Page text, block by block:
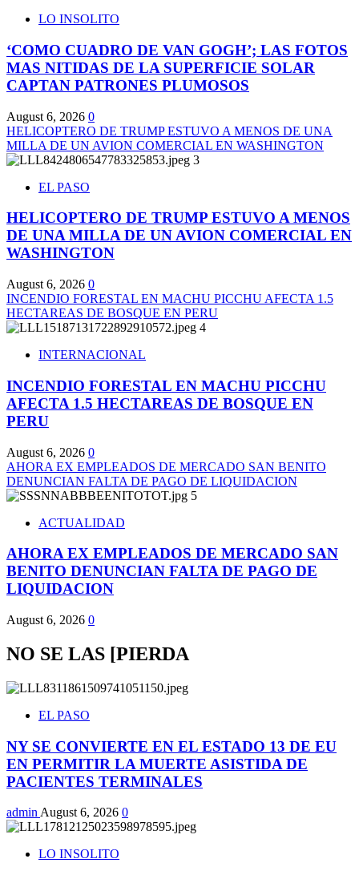
LO INSOLITO
‘COMO CUADRO DE VAN GOGH’; LAS FOTOS
MAS NITIDAS DE LA SUPERFICIE SOLAR
CAPTAN PATRONES PLUMOSOS
August 6, 2026 0
HELICOPTERO DE TRUMP ESTUVO A MENOS DE UNA
MILLA DE UN AVION COMERCIAL EN WASHINGTON
3
EL PASO
HELICOPTERO DE TRUMP ESTUVO A MENOS
DE UNA MILLA DE UN AVION COMERCIAL EN
WASHINGTON
August 6, 2026 0
INCENDIO FORESTAL EN MACHU PICCHU AFECTA 1.5
HECTAREAS DE BOSQUE EN PERU
4
INTERNACIONAL
INCENDIO FORESTAL EN MACHU PICCHU
AFECTA 1.5 HECTAREAS DE BOSQUE EN
PERU
August 6, 2026 0
AHORA EX EMPLEADOS DE MERCADO SAN BENITO
DENUNCIAN FALTA DE PAGO DE LIQUIDACION
5
ACTUALIDAD
AHORA EX EMPLEADOS DE MERCADO SAN
BENITO DENUNCIAN FALTA DE PAGO DE
LIQUIDACION
August 6, 2026 0
NO SE LAS [PIERDA
EL PASO
NY SE CONVIERTE EN EL ESTADO 13 DE EU
EN PERMITIR LA MUERTE ASISTIDA DE
PACIENTES TERMINALES
admin August 6, 2026 0
LO INSOLITO